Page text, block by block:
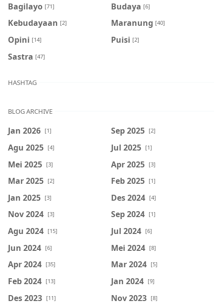
Bagilayo [71] Budaya [6]
Kebudayaan [2] Maranung [40]
Opini [14] Puisi [2]
Sastra [47]
HASHTAG
BLOG ARCHIVE
Jan 2026 [1] Sep 2025 [2]
Agu 2025 [4] Jul 2025 [1]
Mei 2025 [3] Apr 2025 [3]
Mar 2025 [2] Feb 2025 [1]
Jan 2025 [3] Des 2024 [4]
Nov 2024 [3] Sep 2024 [1]
Agu 2024 [15] Jul 2024 [6]
Jun 2024 [6] Mei 2024 [8]
Apr 2024 [35] Mar 2024 [5]
Feb 2024 [13] Jan 2024 [9]
Des 2023 [11] Nov 2023 [8]